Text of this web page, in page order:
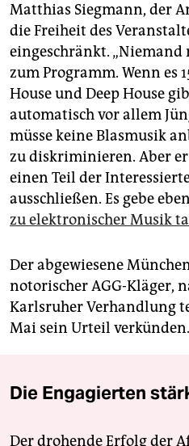
Matthias Siegmann, der
die Freiheit des
eingeschränkt. „Niemand
zum Programm. Wenn es
House und Deep House
automatisch vor allem
müsse keine Blasmusik
zu diskriminieren. Aber
einen Teil der
ausschließen. Es gebe
zu elektronischer Musik
Der abgewiesene
notorischer AGG-Kläger,
Karlsruher Verhandlung
Mai sein Urteil verkünden.
Die Engagierten
Der drohende Erfolg der